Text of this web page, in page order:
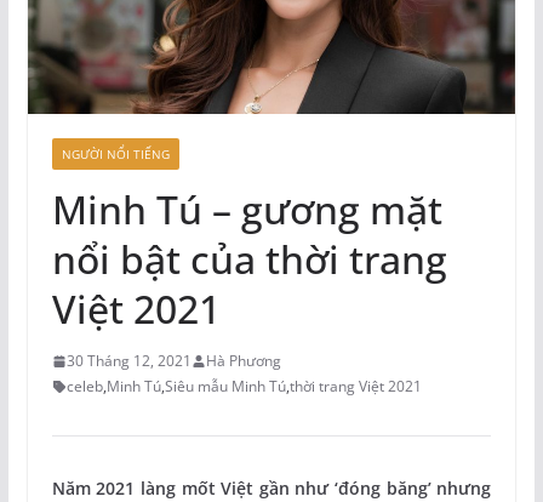
NGƯỜI NỔI TIẾNG
Minh Tú – gương mặt
nổi bật của thời trang
Việt 2021
30 Tháng 12, 2021
Hà Phương
celeb,Minh Tú,Siêu mẫu Minh Tú,thời trang Việt 2021
Năm 2021 làng mốt Việt gần như ‘đóng băng’ nhưng